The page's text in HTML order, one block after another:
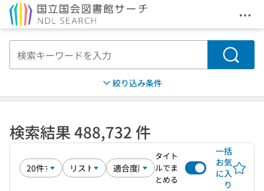
メ
検索
絞り込み条件
検索結果 488,732 件
タイト
ルでま
とめる
一括
お気
に入
り